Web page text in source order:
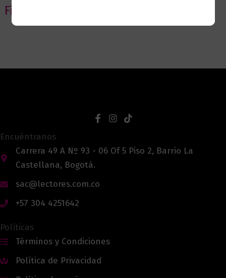
Filtrar por editorial
Encuéntranos
Carrera 49 A Nº 93 - 06 Of 5 Piso 2, Barrio La
Castellana, Bogotá.
sac@lectores.com.co
+57 304 4251642
Políticas
Términos y Condiciones
Política de Privacidad